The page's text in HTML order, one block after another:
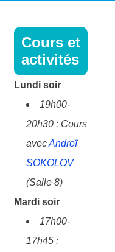
Cours et
activités
Lundi soir
19h00-
20h30 : Cours
avecAndreï
SOKOLOV
(Salle 8)
Mardi soir
17h00-
17h45 :